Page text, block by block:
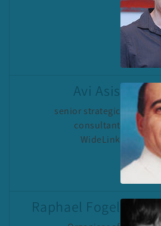
Avi Asis
senior strategic
consultant
WideLink
Raphael Fogel